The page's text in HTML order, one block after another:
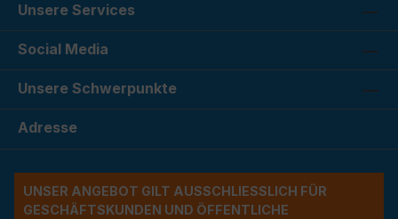
Unsere Services
Social Media
Unsere Schwerpunkte
Adresse
UNSER ANGEBOT GILT AUSSCHLIESSLICH FÜR G
ESCHÄFTSKUNDEN UND ÖFFENTLICHE A